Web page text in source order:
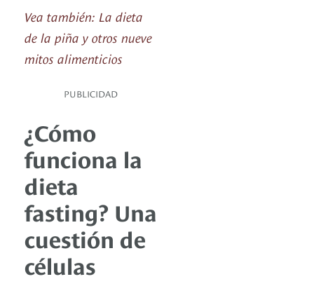
Vea también: La dieta
de la piña y otros nueve
mitos alimenticios
PUBLICIDAD
¿Cómo
funciona la
dieta
fasting? Una
cuestión de
células